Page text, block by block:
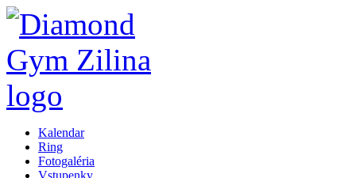
Kalendar
Ring
Fotogaléria
Vstupenky